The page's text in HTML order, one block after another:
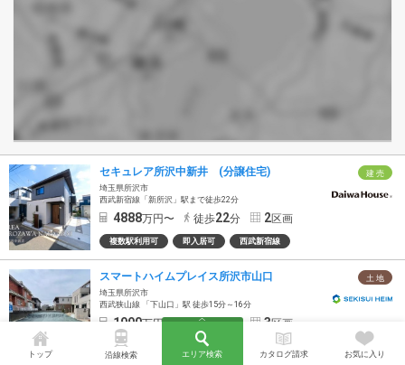
トップ 沿線検索 エリア検索 カタログ請求 お気に入り
建 売
セキュレア所沢中新井 (分譲住宅)
埼玉県所沢市
西武新宿線「新所沢」駅まで徒歩22分
4888万円〜 徒歩22分 2区画
複数駅利用可 即入居可 西武新宿線
土 地
スマートハイムプレイス所沢市山口
埼玉県所沢市
西武狭山線 「下山口」駅 徒歩15分～16分
1990万円〜 徒歩15分 3区画
駅徒歩15分以内 45坪以上 自由設計